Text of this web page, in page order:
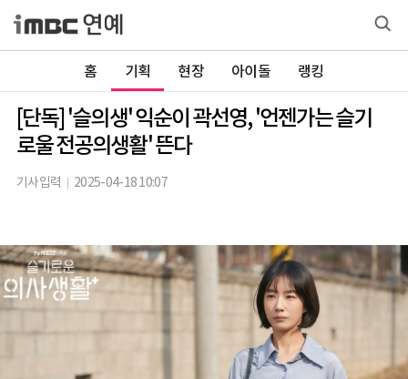
홈 기획 현장 아이돌 랭킹
[단독] '슬의생' 익순이 곽선영, '언젠가는 슬기
로울 전공의생활' 뜬다
기사입력 2025-04-18 10:07